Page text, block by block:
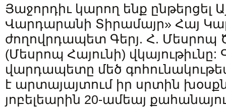
Յաջորդիւ կարող ենք ընթերցել
Վարդարանի Տիրամայր» Հայ
ժողովրդապետ Գերյ. Հ. Մեսրոպ
(Մեսրոպ Հայունի) վկայութիւնը:
վարդապետը մեծ
է արտայայտում իր սրտին
յոբելեարին 20-ամեայ